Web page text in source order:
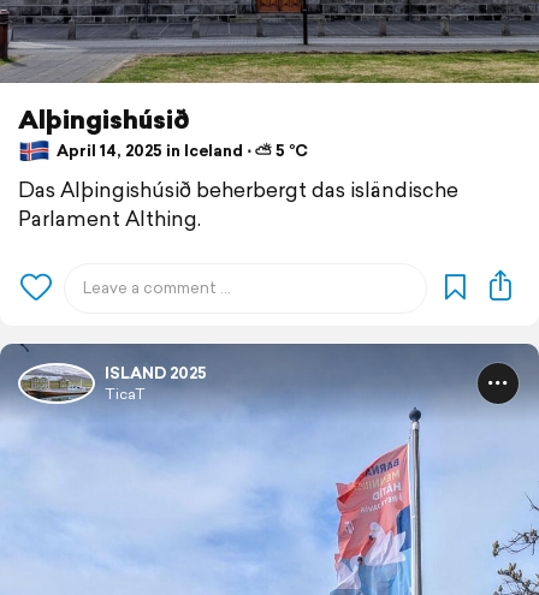
Alþingishúsið
April 14, 2025 in Iceland ⋅ ⛅ 5 °C
Das Alþingishúsið beherbergt das isländische
Parlament Althing.
ISLAND 2025
TicaT